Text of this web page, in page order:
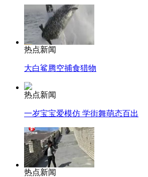
热点新闻
大白鲨腾空捕食猎物
热点新闻
一岁宝宝爱模仿 学街舞萌态百出
热点新闻